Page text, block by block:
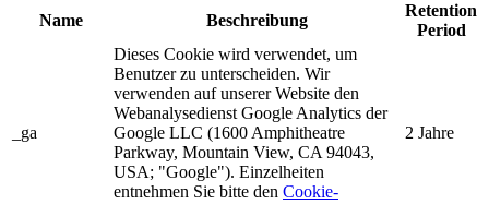
Name Beschreibung
Retention
Period
_ga
Dieses Cookie wird verwendet, um
Benutzer zu unterscheiden. Wir
verwenden auf unserer Website den
Webanalysedienst Google Analytics der
Google LLC (1600 Amphitheatre
Parkway, Mountain View, CA 94043,
USA; "Google"). Einzelheiten
entnehmen Sie bitte den Cookie-
2 Jahre